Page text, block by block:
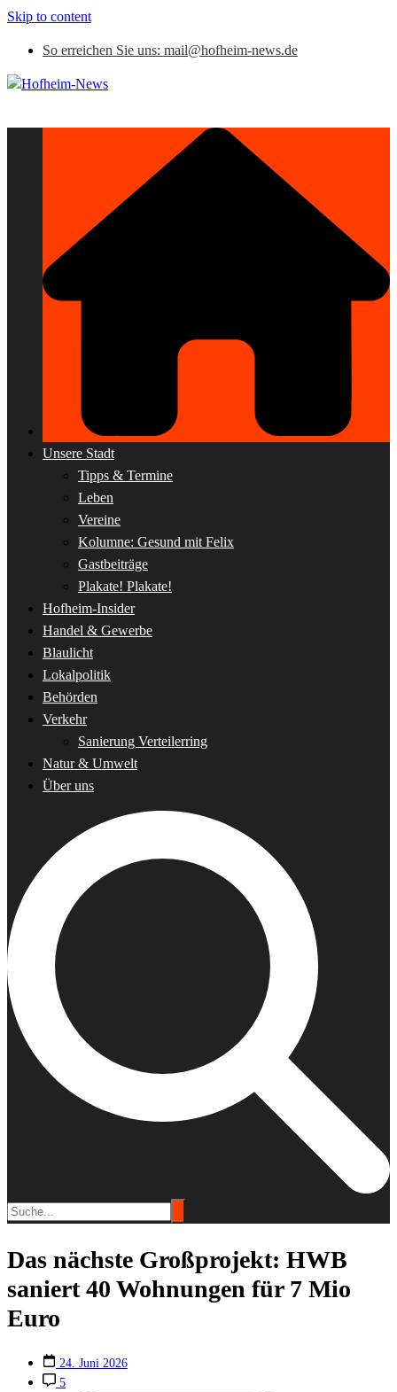
Skip to content
So erreichen Sie uns: mail@hofheim-news.de
Unsere Stadt
Tipps & Termine
Leben
Vereine
Kolumne: Gesund mit Felix
Gastbeiträge
Plakate! Plakate!
Hofheim-Insider
Handel & Gewerbe
Blaulicht
Lokalpolitik
Behörden
Verkehr
Sanierung Verteilerring
Natur & Umwelt
Über uns
Das nächste Großprojekt: HWB
saniert 40 Wohnungen für 7 Mio
Euro
24. Juni 2026
5